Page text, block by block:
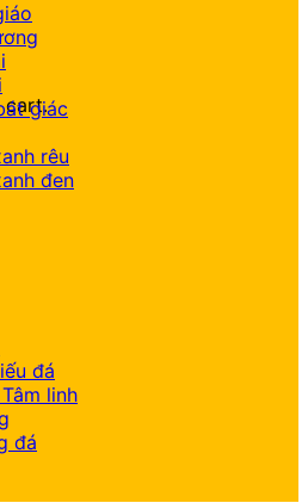
cart.giác
rêu
đen
đá
linh
đá